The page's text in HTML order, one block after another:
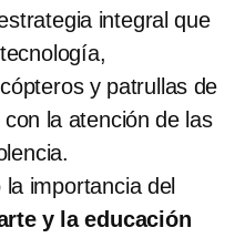
integral que
y patrullas de
la atención de las
importancia del
y la educación